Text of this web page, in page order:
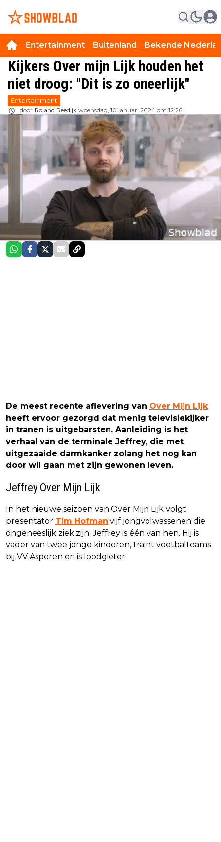
Entertainment Buitenland Bekende
Kijkers Over mijn Lijk houden het
niet droog: ''Dit is zo oneerlijk''
Entertainment
door Roland Reedijk woensdag, 10 januari 2024 om 12:26
De meest recente aflevering van Over Mijn Lijk
heeft ervoor gezorgd dat menig televisiekijker
in tranen is uitgebarsten. Aanleiding is het
verhaal van de terminale Jeffrey, die met
uitgezaaide darmkanker zolang het nog kan
door wil gaan met zijn gewonen leven.
Jeffrey Over Mijn Lijk
In het nieuwe seizoen van Over Mijn Lijk volgt
presentator Tim Hofman vijf jongvolwassenen die
ongeneeslijk ziek zijn. Jeffrey is één van hen. Hij is
vader van twee jonge kinderen, traint voetbalteams
bij VV Asperen en is loodgieter.